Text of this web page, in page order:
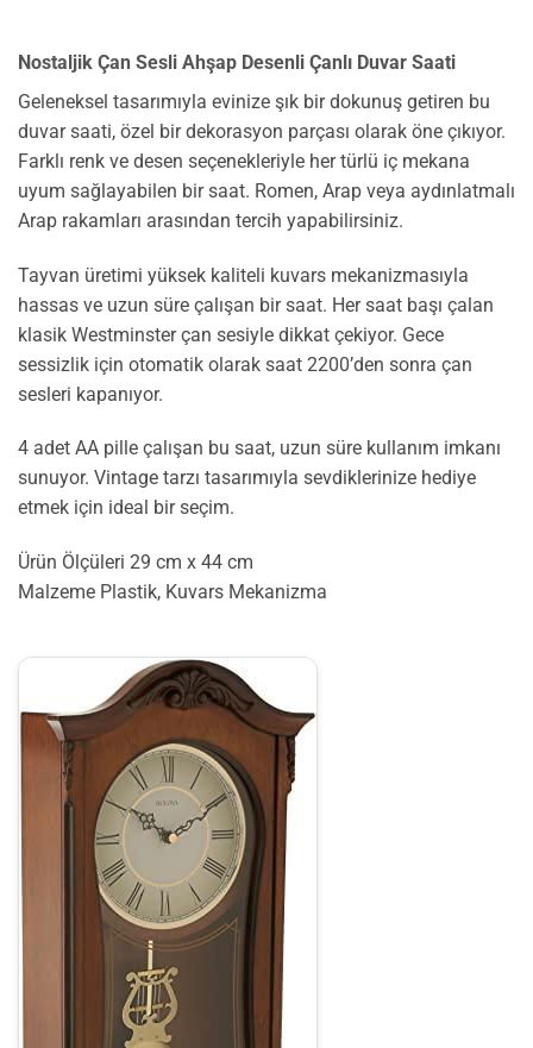
Nostaljik Çan Sesli Ahşap Desenli Çanlı Duvar Saati
Geleneksel tasarımıyla evinize şık bir dokunuş getiren bu
duvar saati, özel bir dekorasyon parçası olarak öne çıkıyor.
Farklı renk ve desen seçenekleriyle her türlü iç mekana
uyum sağlayabilen bir saat. Romen, Arap veya aydınlatmalı
Arap rakamları arasından tercih yapabilirsiniz.
Tayvan üretimi yüksek kaliteli kuvars mekanizmasıyla
hassas ve uzun süre çalışan bir saat. Her saat başı çalan
klasik Westminster çan sesiyle dikkat çekiyor. Gece
sessizlik için otomatik olarak saat 2200’den sonra çan
sesleri kapanıyor.
4 adet AA pille çalışan bu saat, uzun süre kullanım imkanı
sunuyor. Vintage tarzı tasarımıyla sevdiklerinize hediye
etmek için ideal bir seçim.
Ürün Ölçüleri 29 cm x 44 cm
Malzeme Plastik, Kuvars Mekanizma